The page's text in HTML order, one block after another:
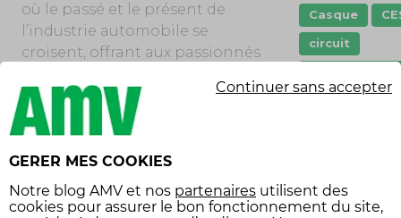
où le passé et le présent de
l’industrie automobile se
croisent, offrant aux passionnés
ou de revivre l’âge d’or de
l’automobile.
L’équipe AMV Légende vous
de Nogaro les 4 & 5 octobre 2025
Casque
circuit
route
covoiturage
créneau
GERER MES COOKIES
Notre blog AMV et nos partenaires utilisent des
cookies pour assurer le bon fonctionnement du site,
Continuer sans accepter